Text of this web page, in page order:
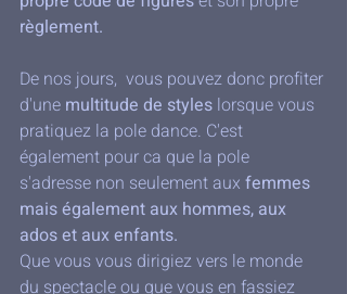
règlement.
De nos jours,  vous pouvez donc profiter
d'une multitude de styles lorsque vous
pratiquez la pole dance. C'est
également pour ca que la pole
s'adresse non seulement aux femmes
mais également aux hommes, aux
ados et aux enfants.
Que vous vous dirigiez vers le monde
du spectacle ou que vous en fassiez